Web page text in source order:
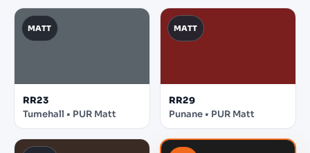
MATT
RR23
Tumehall • PUR Matt
MATT
RR29
Punane • PUR Matt